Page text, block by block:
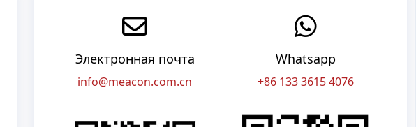
Электронная почта
info@meacon.com.cn
Whatsapp
+86 133 3615 4076